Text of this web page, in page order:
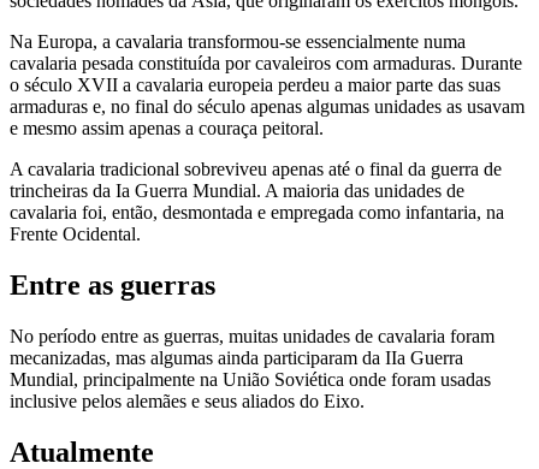
Na Europa, a cavalaria transformou-se essencialmente numa
cavalaria pesada constituída por cavaleiros com armaduras. Durante
o século XVII a cavalaria europeia perdeu a maior parte das suas
armaduras e, no final do século apenas algumas unidades as usavam
e mesmo assim apenas a couraça peitoral.
A cavalaria tradicional sobreviveu apenas até o final da guerra de
trincheiras da Ia Guerra Mundial. A maioria das unidades de
cavalaria foi, então, desmontada e empregada como infantaria, na
Frente Ocidental.
Entre as guerras
No período entre as guerras, muitas unidades de cavalaria foram
mecanizadas, mas algumas ainda participaram da IIa Guerra
Mundial, principalmente na União Soviética onde foram usadas
inclusive pelos alemães e seus aliados do Eixo.
Atualmente